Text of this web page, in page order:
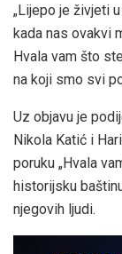
„Lijepo je živjeti
kada nas ovakvi
Hvala vam što
na koji smo svi
Uz objavu je
Nikola Katić i
poruku „Hvala
historijsku
njegovih ljudi.